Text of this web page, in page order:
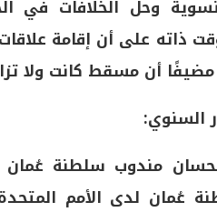
وحل الخلافات في
ذاته على أن إقامة
أن مسقط كانت ولا
السنوي:
مندوب سلطنة عُمان
عُمان لدى الأمم